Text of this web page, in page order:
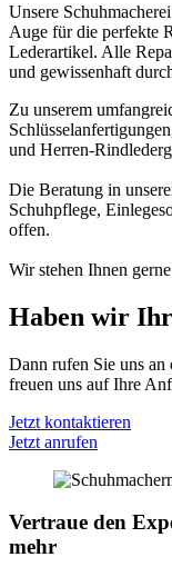
Unsere
Auge für die perfekte
Lederartikel. Alle
und gewissenhaft
Zu unserem
und Herren-
Die Beratung in
Schuhpflege,
offen.
Wir stehen Ihnen
Haben wir Ihr
Dann rufen Sie uns
freuen uns auf Ihre
Jetzt kontaktieren
Jetzt anrufen
Vertraue den
mehr